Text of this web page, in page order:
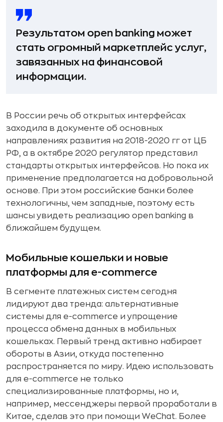
Результатом open banking может
стать огромный маркетплейс услуг,
завязанных на финансовой
информации.
В России речь об открытых интерфейсах
заходила в документе об основных
направлениях развития на 2018-2020 гг от ЦБ
РФ, а в октябре 2020 регулятор представил
стандарты открытых интерфейсов. Но пока их
применение предполагается на добровольной
основе. При этом российские банки более
технологичны, чем западные, поэтому есть
шансы увидеть реализацию open banking в
ближайшем будущем.
Мобильные кошельки и новые
платформы для e-commerce
В сегменте платежных систем сегодня
лидируют два тренда: альтернативные
системы для e-commerce и упрощение
процесса обмена данных в мобильных
кошельках. Первый тренд активно набирает
обороты в Азии, откуда постепенно
распространяется по миру. Идею использовать
для e-commerce не только
специализированные платформы, но и,
например, мессенджеры первой проработали в
Китае, сделав это при помощи WeChat. Более